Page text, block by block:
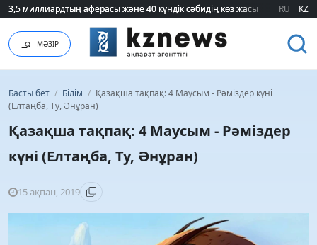
3,5 миллиардтың аферасы және 40 күндік сәбидің көз жасы:
3,5 миллиардтың аферасы және 40 күндік сәбидің көз жасы: RU KZ
МӘЗІР
Басты бет / Білім / Қазақша тақпақ: 4 Маусым - Рәміздер күні
(Елтаңба, Ту, Әнұран)
Қазақша тақпақ: 4 Маусым - Рәміздер
күні (Елтаңба, Ту, Әнұран)
15 ақпан, 2019